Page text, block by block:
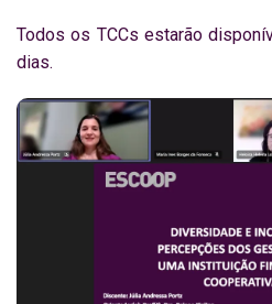
Todos os TCCs estarão
dias.